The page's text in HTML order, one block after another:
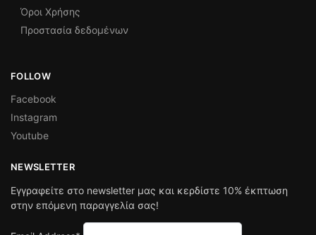
Όροι Χρήσης
Προστασία δεδομένων
FOLLOW
Facebook
Instagram
Youtube
NEWSLETTER
Εγγραφείτε στο newsletter μας και κερδίστε 10% έκπτωση
στην επόμενη παραγγελία σας!